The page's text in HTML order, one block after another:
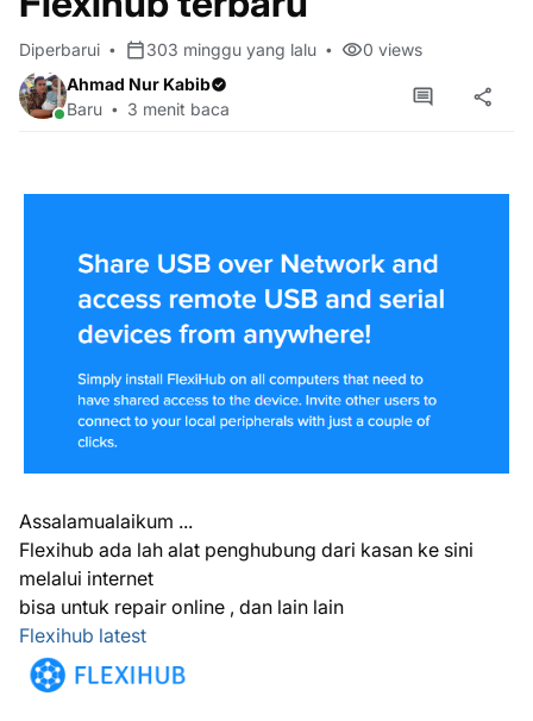
Diperbarui 303 minggu yang lalu 0 views
Ahmad Nur Kabib
Baru
3 menit baca
Assalamualaikum ...
Flexihub ada lah alat penghubung dari kasan ke sini
melalui internet
bisa untuk repair online , dan lain lain
Flexihub latest